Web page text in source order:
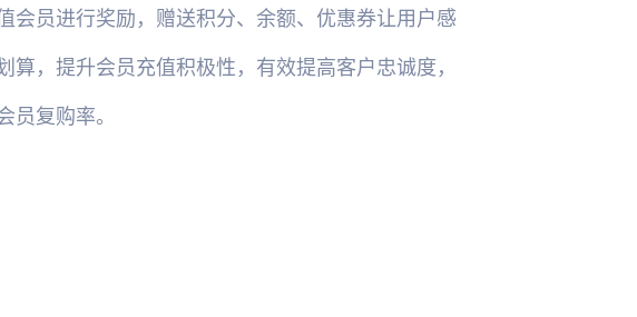
会员进行奖励，赠送积分、余额、优惠券让用户感
算，提升会员充值积极性，有效提高客户忠诚度，
员复购率。